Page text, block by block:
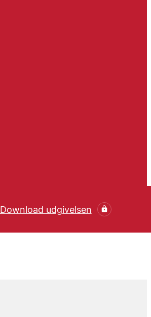
Download udgivelsen